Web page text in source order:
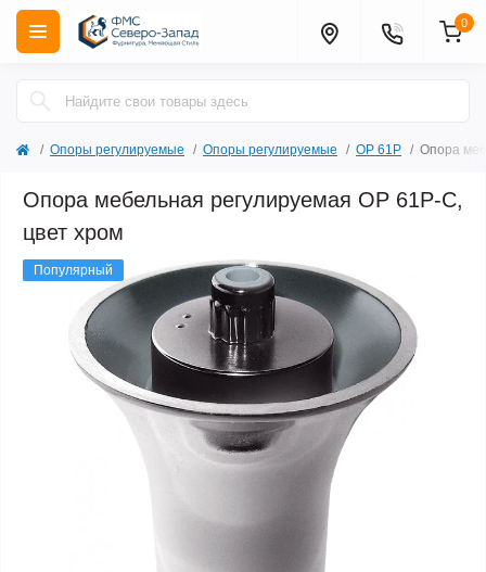
0
Опоры регулируемые Опоры регулируемые ОР 61Р Опора
Опора мебельная регулируемая ОР 61Р-С,
цвет хром
Популярный